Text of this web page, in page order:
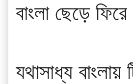
বাংলা ছেড়ে ফিরে
যথাসাধ্য